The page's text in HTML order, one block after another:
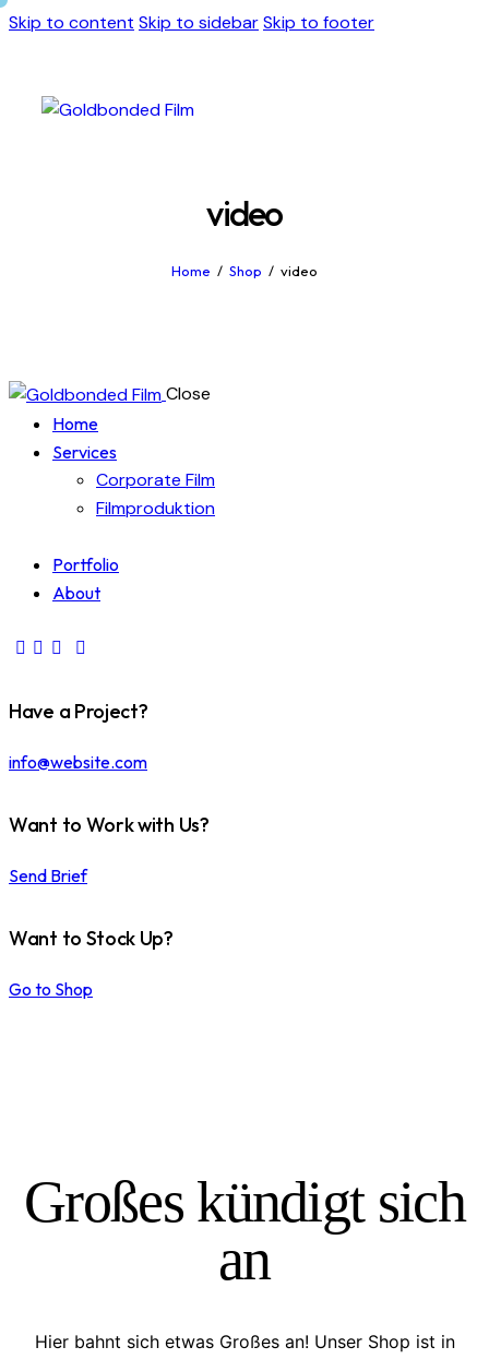
Skip to content Skip to sidebarSkip to footer
video
Home Shop video
Close
Home
Services
Corporate Film
Filmproduktion
Portfolio
About
Have a Project?
info@website.com
Want to Work with Us?
Send Brief
Want to Stock Up?
Go to Shop
Großes kündigt sich
an
Hier bahnt sich etwas Großes an! Unser Shop ist in